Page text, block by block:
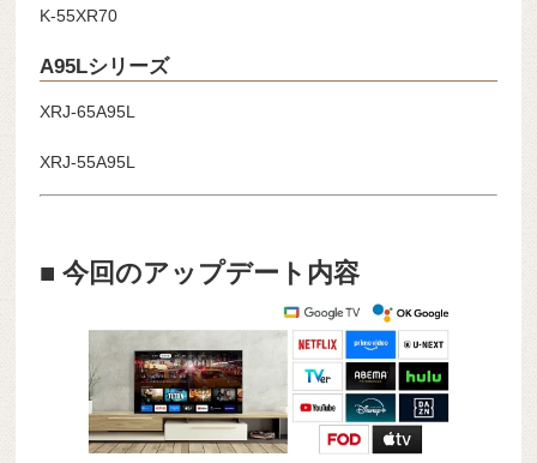
K-55XR70
A95Lシリーズ
XRJ-65A95L
XRJ-55A95L
■ 今回のアップデート内容